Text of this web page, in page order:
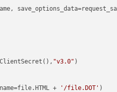
"v3.0" )
+ '/file.DOT'